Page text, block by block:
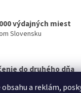
a reklám,
výdajných miest
Slovensku
do druhého dňa